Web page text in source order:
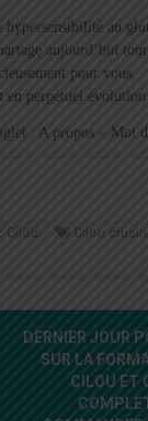
hypersensibilité au
aujourd’hui
pour vous.
perpétuel
: A propos – Mot
Cilou Cilou
DERNIER JOUR
SUR LA
CILOU ET